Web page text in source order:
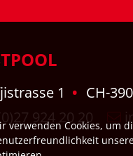
1
CH-
924 20 20
verwenden Cookies, um